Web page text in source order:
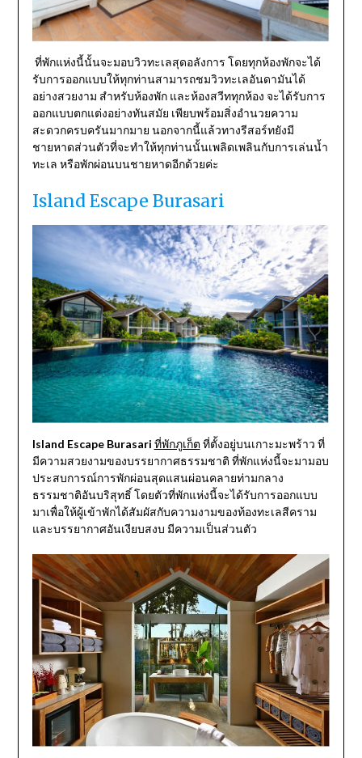
ที่พักแห่งนี้นั้นจะมอบวิวทะเลสุดอลังการ โดยทุกห้องพักจะได้
รับการออกแบบให้ทุกท่านสามารถชมวิวทะเลอันดามันได้
อย่างสวยงาม สำหรับห้องพัก และห้องสวีททุกห้อง จะได้รับการ
ออกแบบตกแต่งอย่างทันสมัย เพียบพร้อมสิ่งอำนวยความ
สะดวกครบครันมากมาย นอกจากนี้แล้วทางรีสอร์ทยังมี
ชายหาดส่วนตัวที่จะทำให้ทุกท่านนั้นเพลิดเพลินกับการเล่นน้ำ
ทะเล หรือพักผ่อนบนชายหาดอีกด้วยค่ะ
Island Escape Burasari
Island Escape Burasari ที่พักภูเก็ต ที่ตั้งอยู่บนเกาะมะพร้าว ที่
มีความสวยงามของบรรยากาศธรรมชาติ ที่พักแห่งนี้จะมามอบ
ประสบการณ์การพักผ่อนสุดแสนผ่อนคลายท่ามกลาง
ธรรมชาติอันบริสุทธิ์ โดยตัวที่พักแห่งนี้จะได้รับการออกแบบ
มาเพื่อให้ผู้เข้าพักได้สัมผัสกับความงามของท้องทะเลสีคราม
และบรรยากาศอันเงียบสงบ มีความเป็นส่วนตัว